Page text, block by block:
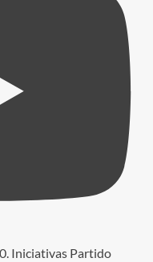
Iniciativas Partido